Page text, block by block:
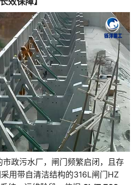
政污水厂，闸门频繁启闭，且存
用带自清洁结构的316L闸门HZ